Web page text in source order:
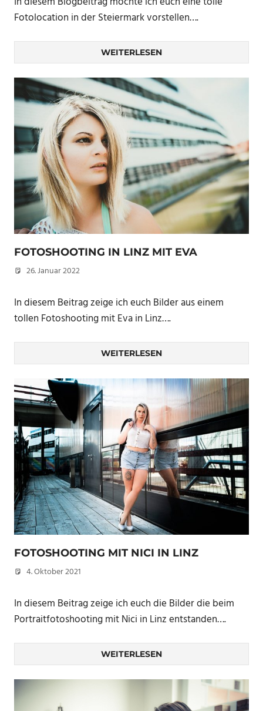
Fotolocation in der Steiermark vorstellen….
WEITERLESEN
FOTOSHOOTING IN LINZ MIT EVA
26. Januar 2022
In diesem Beitrag zeige ich euch Bilder aus einem
tollen Fotoshooting mit Eva in Linz….
WEITERLESEN
FOTOSHOOTING MIT NICI IN LINZ
4. Oktober 2021
In diesem Beitrag zeige ich euch die Bilder die beim
Portraitfotoshooting mit Nici in Linz entstanden….
WEITERLESEN